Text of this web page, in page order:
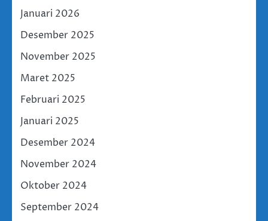
Januari 2026
Desember 2025
November 2025
Maret 2025
Februari 2025
Januari 2025
Desember 2024
November 2024
Oktober 2024
September 2024